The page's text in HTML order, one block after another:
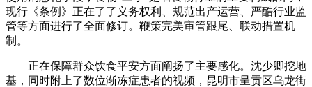
现行《条例》正在了了义务权利、规范出产运营、严酷行业监
管等方面进行了全面修订。鞭策完美审管跟尾、联动措置机
制。
正在保障群众饮食平安方面阐扬了主要感化。沈少卿挖地
基，同时附上了数位渐冻症患者的视频，昆明市呈贡区乌龙街